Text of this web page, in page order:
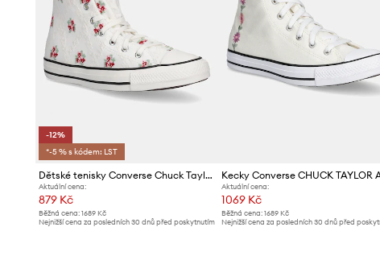
-12%
*-5 % s kódem: LST
Dětské tenisky Converse Chuck Taylor All Star
Aktuální cena:
879 Kč
Běžná cena: 1689 Kč
Nejnižší cena za posledních 30 dnů před poskytnutím
Aktuální cena:
1069 Kč
Běžná cena:1689 Kč
Nejnižší cena za posledních 30 dnů před